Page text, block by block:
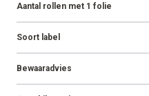
Aantal rollen met 1 folie
Soort label
Bewaaradvies